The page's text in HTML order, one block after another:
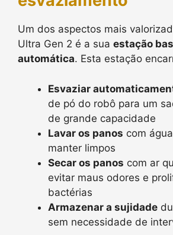
Um dos aspectos mais
Ultra Gen 2 é a sua estação
automática. Esta estação
Esvaziar
de pó do robô para um
de grande capacidade
Lavar os panos com
manter limpos
Secar os panos com ar
evitar maus odores e
bactérias
Armazenar a sujidade
sem necessidade de